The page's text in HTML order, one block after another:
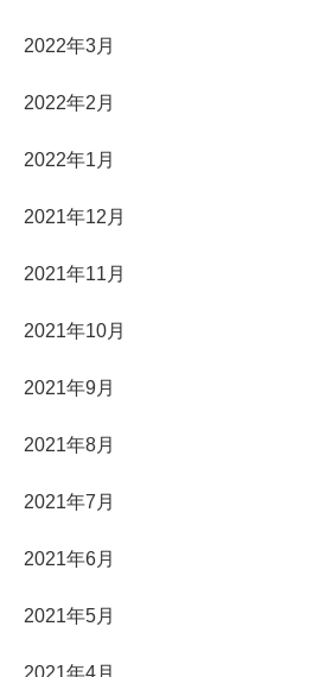
2022年3月
2022年2月
2022年1月
2021年12月
2021年11月
2021年10月
2021年9月
2021年8月
2021年7月
2021年6月
2021年5月
2021年4月